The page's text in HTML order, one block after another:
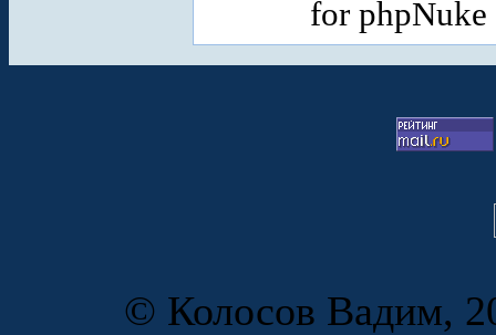
for
© Колосов Вадим,